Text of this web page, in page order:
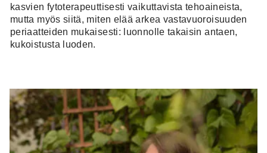
kasvien fytoterapeuttisesti vaikuttavista tehoaineista,
mutta myös siitä, miten elää arkea vastavuoroisuuden
periaatteiden mukaisesti: luonnolle takaisin antaen,
kukoistusta luoden.